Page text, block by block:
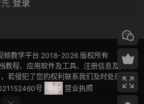
登录
频教学平台 2018-2026 版权所有
教程、应用软件及工具、注册信息及资讯
若侵犯了您的权利联系我们及时处理
号
营业执照